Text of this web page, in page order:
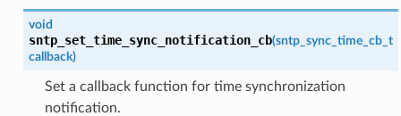
void
sntp_set_time_sync_notification_cb(sntp_sync_time_cb_t
callback)
Set a callback function for time synchronization
notification.